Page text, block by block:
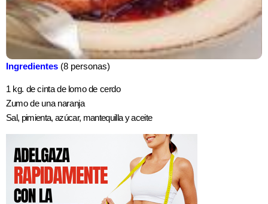
Ingredientes (8 personas)
1 kg. de cinta de lomo de cerdo
Zumo de una naranja
Sal, pimienta, azúcar, mantequilla y aceite